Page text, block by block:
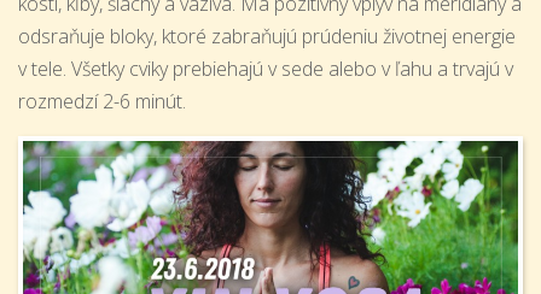
odsraňuje bloky, ktoré zabraňujú prúdeniu životnej energie
v tele. Všetky cviky prebiehajú v sede alebo v ľahu a trvajú v
rozmedzí 2-6 minút.